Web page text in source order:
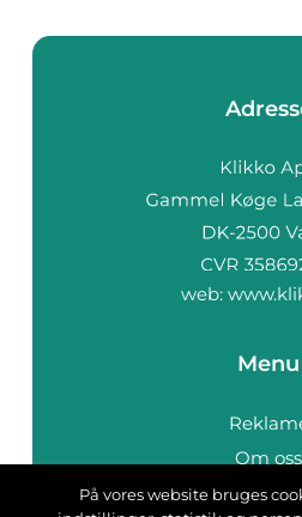
web:
Menu
Om oss
Cookies
På vores website bruges